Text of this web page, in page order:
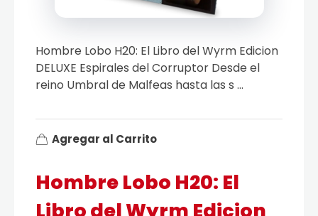
Hombre Lobo H20: El
Libro del Wyrm Edicion
Hombre Lobo H20: El Libro del Wyrm Edicion
DELUXE Espirales del Corruptor Desde el
reino Umbral de Malfeas hasta las s ...
Agregar al Carrito